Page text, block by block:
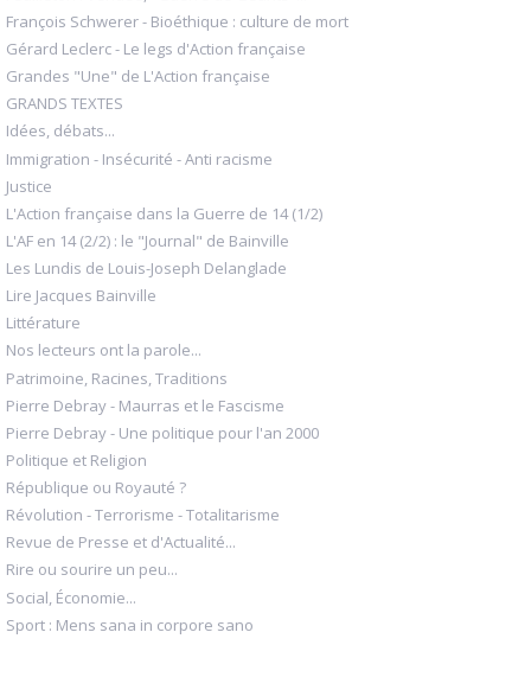
François Schwerer - Bioéthique : culture de mort
Gérard Leclerc - Le legs d'Action française
Grandes "Une" de L'Action française
GRANDS TEXTES
Idées, débats...
Immigration - Insécurité - Anti racisme
Justice
L'Action française dans la Guerre de 14 (1/2)
L'AF en 14 (2/2) : le "Journal" de Bainville
Les Lundis de Louis-Joseph Delanglade
Lire Jacques Bainville
Littérature
Nos lecteurs ont la parole...
Patrimoine, Racines, Traditions
Pierre Debray - Maurras et le Fascisme
Pierre Debray - Une politique pour l'an 2000
Politique et Religion
République ou Royauté ?
Révolution - Terrorisme - Totalitarisme
Revue de Presse et d'Actualité...
Rire ou sourire un peu...
Social, Économie...
Sport : Mens sana in corpore sano